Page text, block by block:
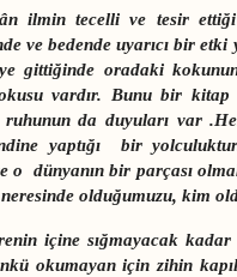
ilmin tecelli ve tesir
ve bedende uyarıcı bir etki
gittiğinde oradaki
vardır. Bunu bir kitap
ruhunun da duyuları var
yaptığı bir
o dünyanın bir parçası
olduğumuzu, kim
içine sığmayacak kadar
okumayan için zihin